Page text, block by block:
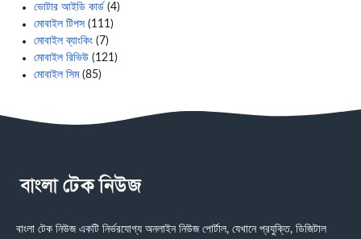
ভোটার আইডি কার্ড (4)
মোবাইল টিপস (111)
মোবাইল ব্যাংকিং (7)
মোবাইল রিভিউ (121)
মোবাইল সিম(85)
বাংলা টেক নিউজ একটি নির্ভরযোগ্য অনলাইন নিউজ পোর্টাল, যেখানে প্রযুক্তি, ডিজিটাল